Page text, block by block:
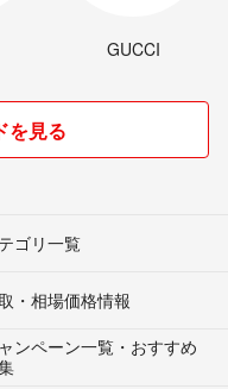
GUCCI
を見る
ゴリ一覧
・相場価格情報
ンペーン一覧・おすすめ